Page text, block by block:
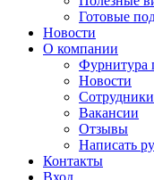
Готовые
Новости
О компании
Фурнитура
Новости
Сотрудники
Вакансии
Отзывы
Написать
Контакты
Вход